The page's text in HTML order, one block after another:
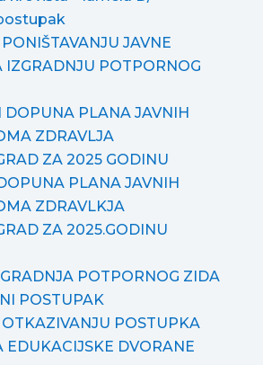
JAVNE
IZGRADNJU POTPORNOG
DOPUNA PLANA JAVNIH
ZDRAVLJA
ZA 2025 GODINU
PLANA JAVNIH
ZDRAVLKJA
ZA 2025.GODINU
POTPORNOG ZIDA
POSTUPAK
POSTUPKA
EDUKACIJSKE DVORANE